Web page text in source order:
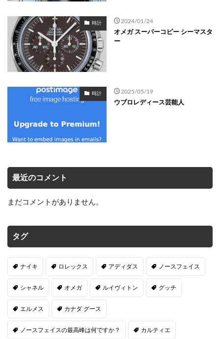
時計 2024/01/24
オメガ スーパーコピー シーマスタ
ー
時計 2025/05/19
ウブロレディース芸能人
最近のコメント
まだコメントがありません。
タグ
ナイキ ロレックス アディダス ノースフェイス
シャネル オメガ ルイヴィトン グッチ
エルメス カナダ グース
ノースフェイスの最高峰は何ですか？ カルティエ